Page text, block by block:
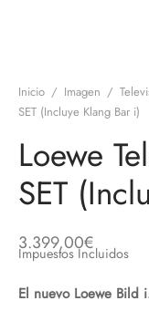
Inicio / Imagen /
SET (Incluye Klang Bar i)
Loewe
SET
3.399,00€
Impuestos Incluidos
El nuevo Loewe Bild
Equipos de Sonido